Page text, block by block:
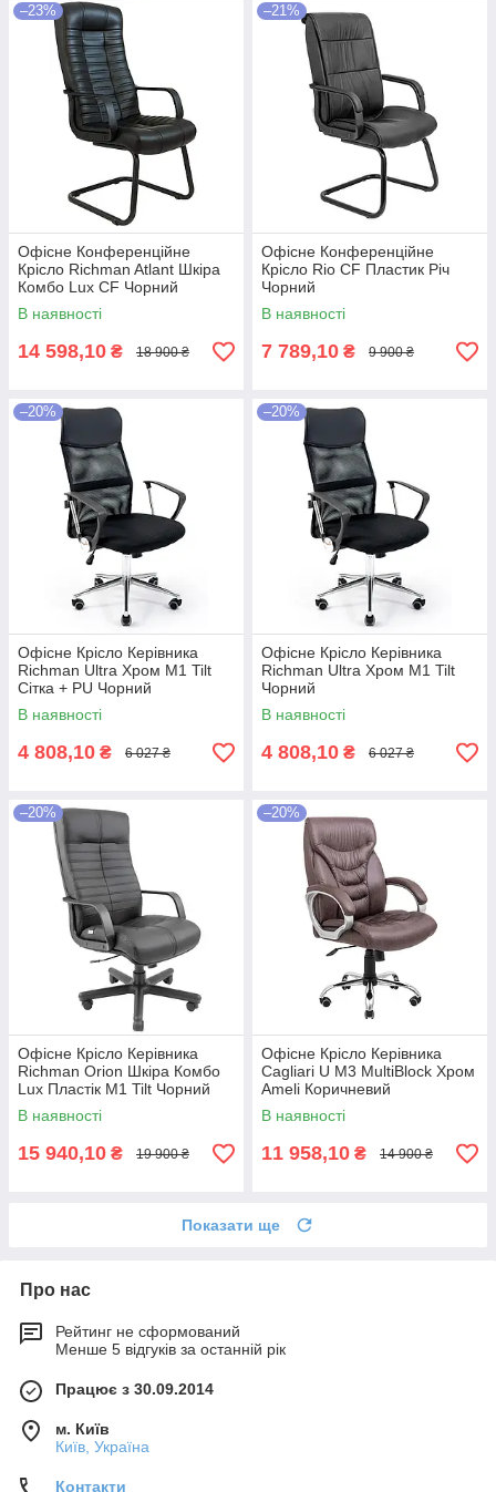
–23%
Офісне Конференційне
Крісло Richman Atlant Шкіра
Комбо Lux CF Чорний
В наявності
14 598,10 ₴ 18 900 ₴
–21%
Офісне Конференційне
Крісло Rio CF Пластик Річ
Чорний
В наявності
7 789,10 ₴ 9 900 ₴
–20%
Офісне Крісло Керівника
Richman Ultra Хром М1 Tilt
Сітка + PU Чорний
В наявності
4 808,10 ₴ 6 027 ₴
–20%
Офісне Крісло Керівника
Richman Ultra Хром М1 Tilt
Чорний
В наявності
4 808,10 ₴ 6 027 ₴
–20%
Офісне Крісло Керівника
Richman Orion Шкіра Комбо
Lux Пластік М1 Tilt Чорний
В наявності
15 940,10 ₴ 19 900 ₴
–20%
Офісне Крісло Керівника
Cagliari U М3 MultiBlock Хром
Ameli Коричневий
В наявності
11 958,10 ₴ 14 900 ₴
Показати ще
Про нас
Рейтинг не сформований
Менше 5 відгуків за останній рік
Працює з 30.09.2014
м. Київ
Київ, Україна
Контакти